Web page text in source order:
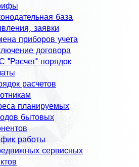
база
заявки
приборов учета
договора
"Расчет" порядок
расчетов
планируемых
бытовых
работы
сервисных